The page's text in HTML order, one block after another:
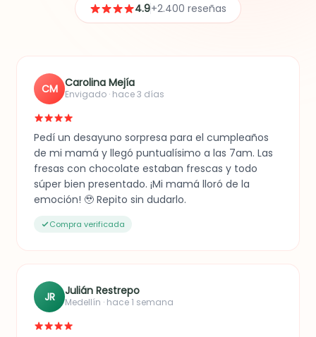
4.9+2.400 reseñas
CM Carolina Mejía
Envigado · hace 3 días
Pedí un desayuno sorpresa para el cumpleaños
de mi mamá y llegó puntualísimo a las 7am. Las
fresas con chocolate estaban frescas y todo
súper bien presentado. ¡Mi mamá lloró de la
emoción! 🥹 Repito sin dudarlo.
Compra verificada
JR Julián Restrepo
Medellín · hace 1 semana